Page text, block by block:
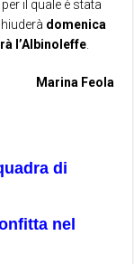
il quale è stata
domenica
l’Albinoleffe
Marina Feola
di
nel